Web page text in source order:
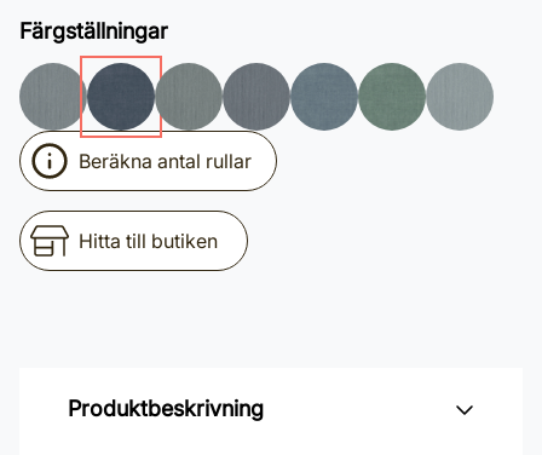
Färgställningar
Beräkna antal rullar
Hitta till butiken
Produktbeskrivning